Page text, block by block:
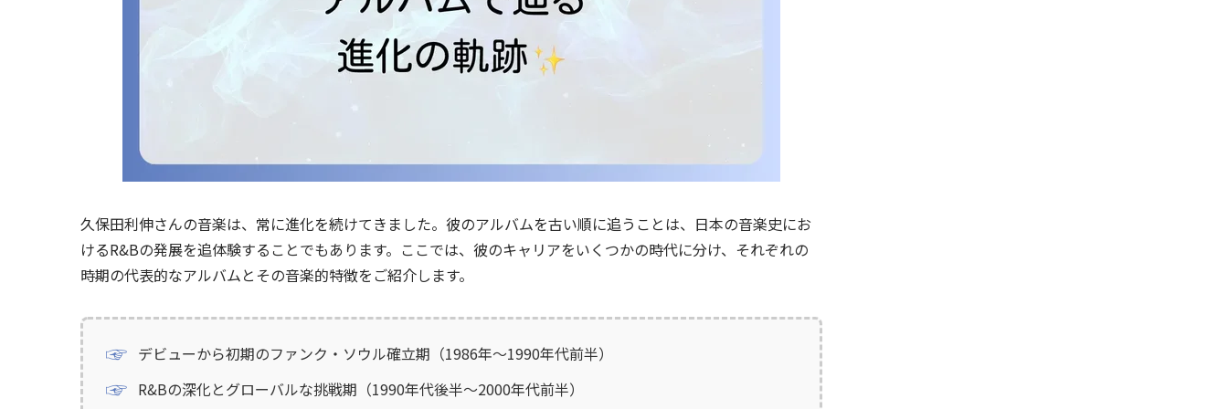
久保田利伸さんの音楽は、常に進化を続けてきました。彼のアルバムを古い順に追うことは、日本の音楽史にお
けるR&Bの発展を追体験することでもあります。ここでは、彼のキャリアをいくつかの時代に分け、それぞれの
時期の代表的なアルバムとその音楽的特徴をご紹介します。
デビューから初期のファンク・ソウル確立期（1986年～1990年代前半）
R&Bの深化とグローバルな挑戦期（1990年代後半～2000年代前半）